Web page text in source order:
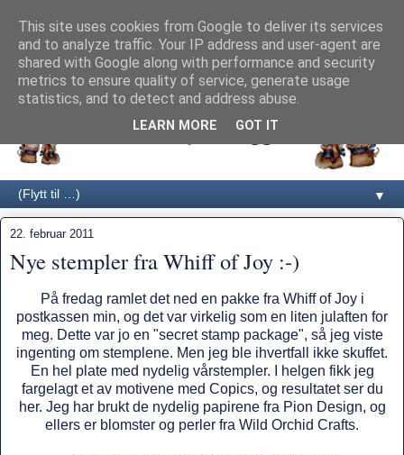
▼
22. februar 2011
Nye stempler fra Whiff of Joy :-)
På fredag ramlet det ned en pakke fra Whiff of Joy i
postkassen min, og det var virkelig som en liten julaften for
meg. Dette var jo en "secret stamp package", så jeg viste
ingenting om stemplene. Men jeg ble ihvertfall ikke skuffet.
En hel plate med nydelig vårstempler. I helgen fikk jeg
fargelagt et av motivene med Copics, og resultatet ser du
her. Jeg har brukt de nydelig papirene fra Pion Design, og
ellers er blomster og perler fra Wild Orchid Crafts.
This site uses cookies from Google to deliver its services
and to analyze traffic. Your IP address and user-agent are
shared with Google along with performance and security
metrics to ensure quality of service, generate usage
statistics, and to detect and address abuse.
LEARN MORE GOT IT